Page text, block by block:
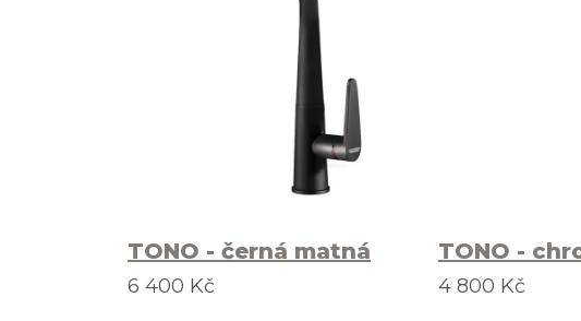
TONO - černá matná
6 400 Kč
TONO -
4 800 Kč